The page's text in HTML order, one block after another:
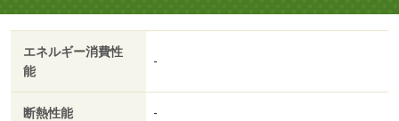
エネルギー消費性
能
-
断熱性能 -